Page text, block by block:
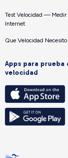
Test Velocidad — Medir
Internet
Que Velocidad Necesito
Apps para prueba
velocidad